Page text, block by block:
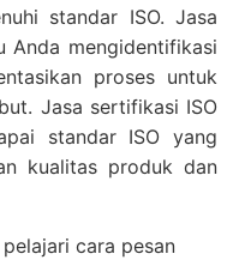
standar ISO. Jasa
Anda mengidentifikasi
proses untuk
Jasa sertifikasi ISO
standar ISO yang
kualitas produk dan